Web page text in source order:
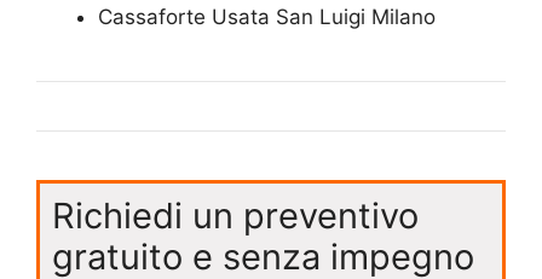
​Cassaforte Usata San Luigi Milano
Richiedi un preventivo
gratuito e senza impegno